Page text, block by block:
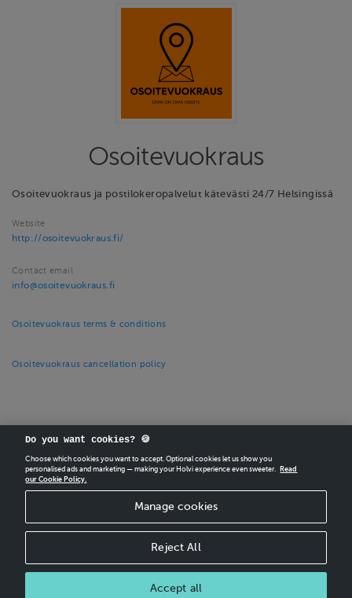
Osoitevuokraus
Osoitevuokraus ja postilokeropalvelut kätevästi 24/7 Helsingissä
Website
http://osoitevuokraus.fi/
Contact email
info@osoitevuokraus.fi
Osoitevuokraus terms & conditions
Osoitevuokraus cancellation policy
CREATEYOUR OWN HOLVI ONLINE STORE IN MINUTES.
Holvi Payment Services Ltd is regulated by the Financial Supervisory Authority of
Finland as an Authorised Payment Institution with license to operate in the
European Economic Area.
© 2026 Holvi Payment Services Ltd.
Do you want cookies? 🍪
Choose which cookies you want to accept. Optional cookies let us show you
personalised ads and marketing — making your Holvi experience even sweeter.
Read
our Cookie Policy.
Manage cookies
Reject All
Accept all